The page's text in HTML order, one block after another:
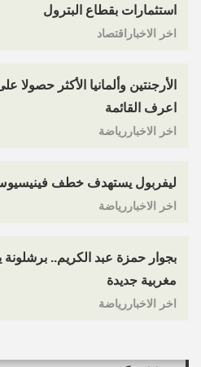
استثمارات بقطاع البترول
اخر الاخباراقتصاد
الأرجنتين وألمانيا الأكثر
اعرف القائمة
اخر الاخباررياضة
ليفربول يستهدف خطف
اخر الاخباررياضة
بجوار حمزة عبد الكريم..
مغربية جديدة
اخر الاخباررياضة